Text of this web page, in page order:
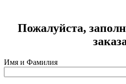
Пожалуйста,
Имя и Фамилия